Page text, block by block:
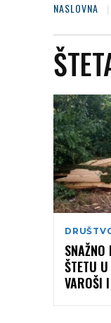
NASLOVNA
SNAŽNO
ŠTETU
VAROŠI